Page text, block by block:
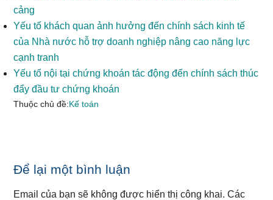
cảng
Yếu tố khách quan ảnh hưởng đến chính sách kinh tế
của Nhà nước hỗ trợ doanh nghiệp nâng cao năng lực
cạnh tranh
Yếu tố nội tại chứng khoán tác động đến chính sách thúc
đẩy đầu tư chứng khoán
Thuộc chủ đề:Kế toán
Reader
Interactions
Để lại một bình luận
Email của bạn sẽ không được hiển thị công khai. Các